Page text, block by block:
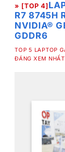
» [TOP 4]
R7 8745H
NVIDIA®
GDDR6
TOP 5 LAPTOP
ĐÁNG XEM